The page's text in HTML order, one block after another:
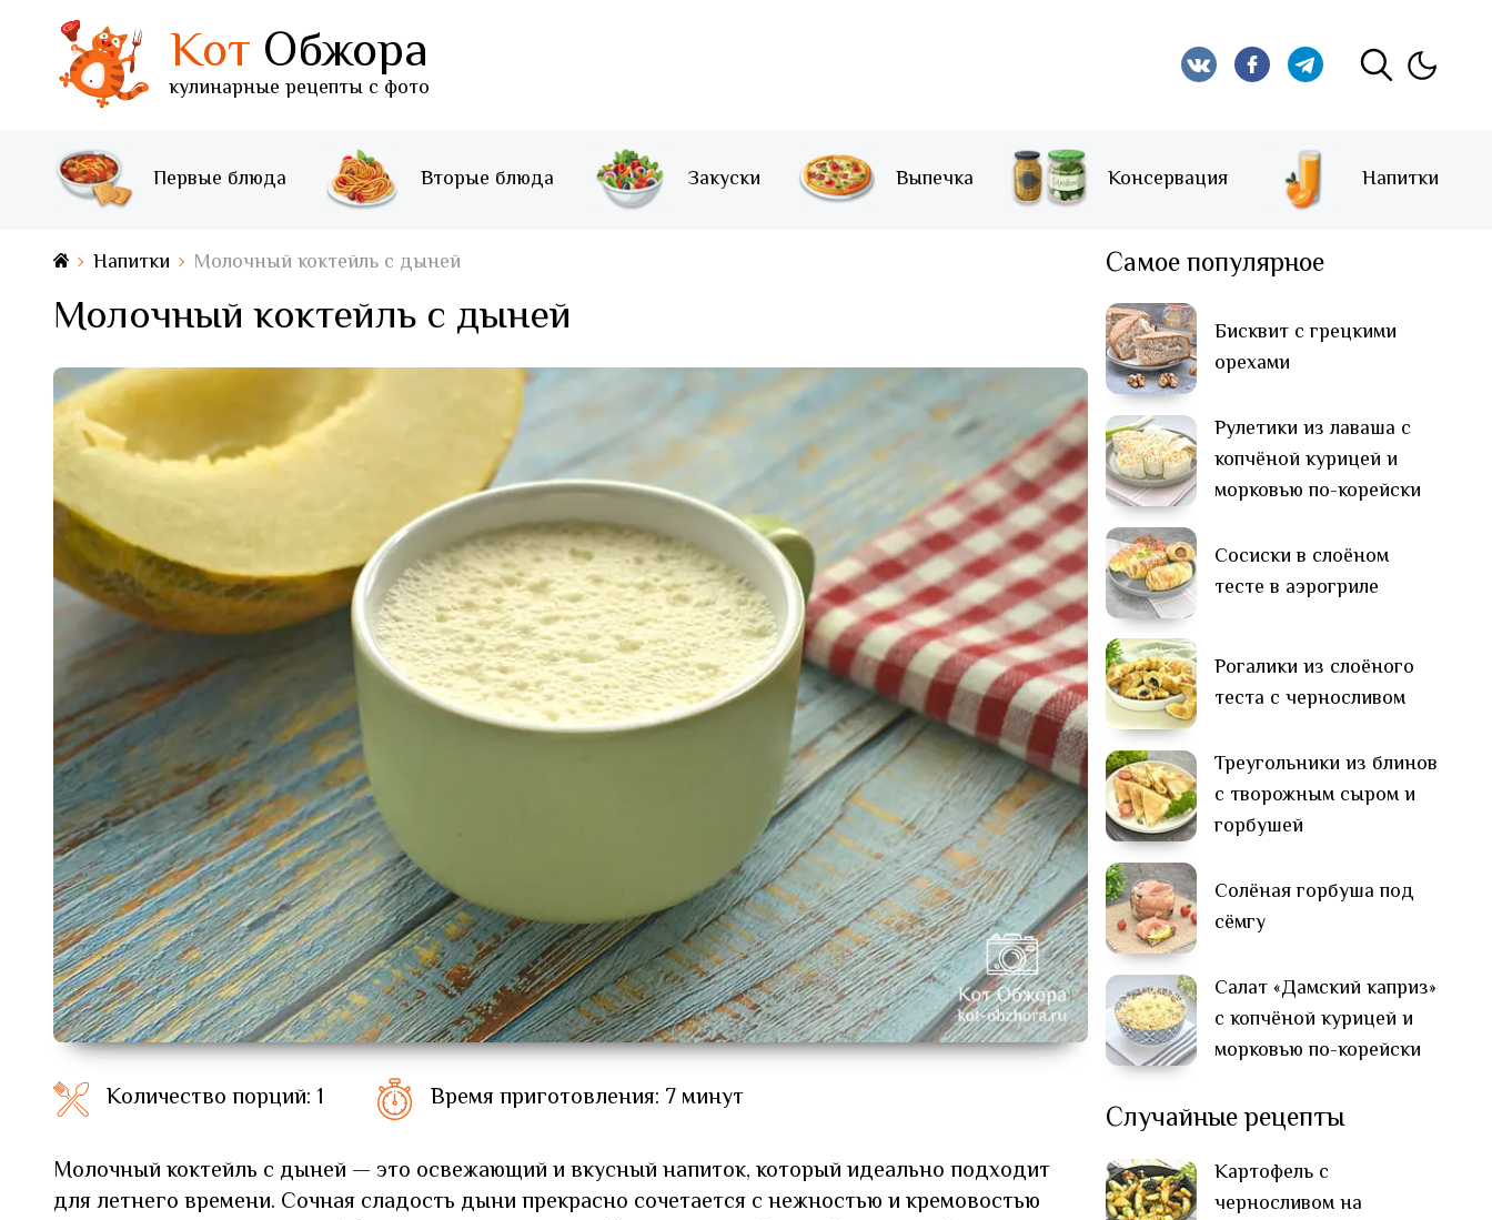
Кот Обжора
кулинарные рецепты с фото
Первые блюда Вторые блюда Закуски Выпечка Консервация Напитки
Напитки Молочный коктейль с дыней
Молочный коктейль с дыней
Количество порций: 1 Время приготовления: 7 минут
Молочный коктейль с дыней — это освежающий и вкусный напиток, который идеально подходит
для летнего времени. Сочная сладость дыни прекрасно сочетается с нежностью и кремовостью
Самое популярное
Бисквит с грецкими
орехами
Рулетики из лаваша с
копчёной курицей и
морковью по-корейски
Сосиски в слоёном
тесте в аэрогриле
Рогалики из слоёного
теста с черносливом
Треугольники из блинов
с творожным сыром и
горбушей
Солёная горбуша под
сёмгу
Салат «Дамский каприз»
с копчёной курицей и
морковью по-корейски
Случайные рецепты
Картофель с
черносливом на